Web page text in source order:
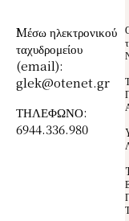
Mέσω ηλεκτρονικού
ταχυδρομείου
(email):
glek@otenet.gr
ΤΗΛΕΦΩΝΟ:
6944.336.980